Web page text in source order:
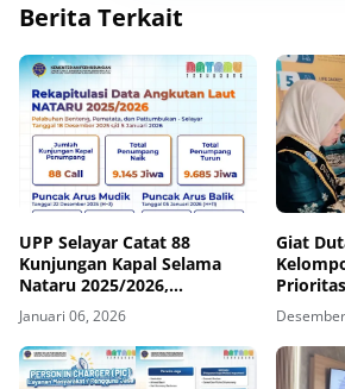
Berita Terkait
‎UPP Selayar Catat 88
Kunjungan Kapal Selama
Nataru 2025/2026,
Penumpang Capai 18.830
Jiwa
Januari 06, 2026
Giat
Laut